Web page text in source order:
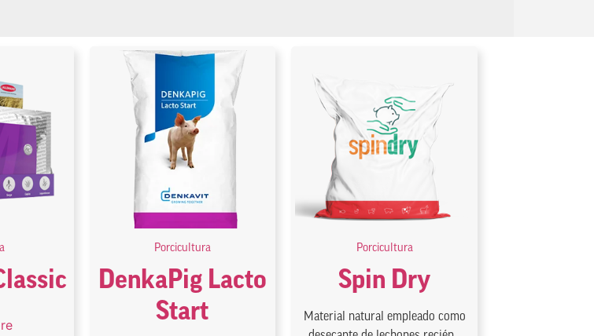
Porcicultura
DenkaPig Lacto
Start
Porcicultura
Spin Dry
Material natural empleado como